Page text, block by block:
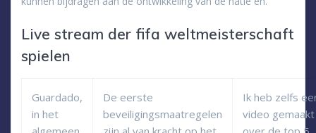
Live stream der fifa weltmeisterschaft
spielen
Guardado,
in het
De eerste
beveiligingsmaatregelen
Ik heb zelfs
video gemaakt